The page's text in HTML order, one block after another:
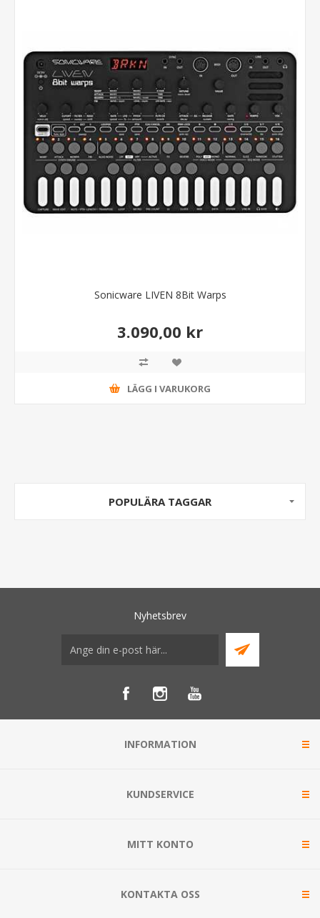
Sonicware LIVEN 8Bit Warps
3.090,00 kr
LÄGG I VARUKORG
POPULÄRA TAGGAR
Nyhetsbrev
INFORMATION
KUNDSERVICE
MITT KONTO
KONTAKTA OSS